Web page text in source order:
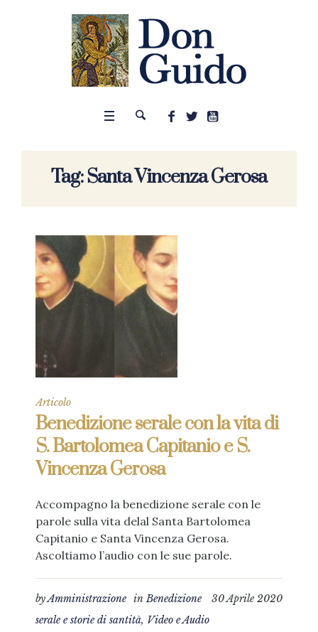
Tag:Santa Vincenza Gerosa
Articolo
Benedizione serale con la vita di
S. Bartolomea Capitanio e S.
Vincenza Gerosa
Accompagno la benedizione serale con le
parole sulla vita delal Santa Bartolomea
Capitanio e Santa Vincenza Gerosa.
Ascoltiamo l’audio con le sue parole.
30 Aprile 2020
byAmministrazione inBenedizione
serale e storie di santità, Video e Audio